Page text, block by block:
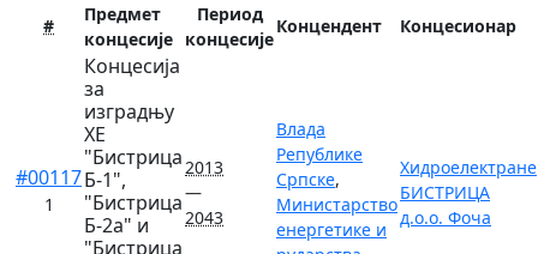
#
Предмет
концесије
Период
концесије
Концендент Концесионар
#00117
1
Концесија
за
изградњу
ХЕ
"Бистрица
Б-1",
"Бистрица
Б-2а" и
"Бистрица
2013
—
2043
Влада
Републике
Српске,
Министарство
енергетике и
Хидроелектране
БИСТРИЦА
д.о.о. Фоча